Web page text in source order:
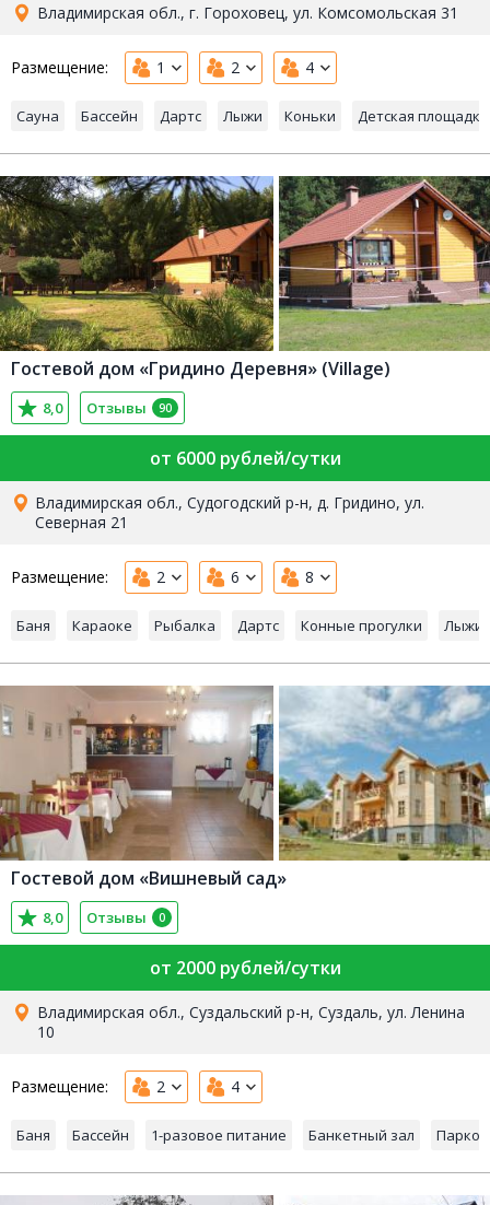
Владимирская обл., г. Гороховец, ул. Комсомольская 31
Размещение: 1 2 4
Сауна Бассейн Дартс Лыжи Коньки Детская площадка
Гостевой дом «Гридино Деревня» (Village)
8,0 Отзывы 90
от 6000 рублей/сутки
Владимирская обл., Судогодский р-н, д. Гридино, ул.
Северная 21
Размещение: 2 6 8
Баня Караоке Рыбалка Дартс Конные прогулки Лыжи
Гостевой дом «Вишневый сад»
8,0 Отзывы 0
от 2000 рублей/сутки
Владимирская обл., Суздальский р-н, Суздаль, ул. Ленина
10
Размещение: 2 4
Баня Бассейн 1-разовое питание Банкетный зал